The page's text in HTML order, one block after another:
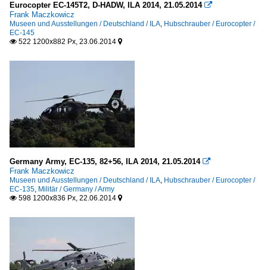
Eurocopter EC-145T2, D-HADW, ILA 2014, 21.05.2014 
Frank Maczkowicz
Museen und Ausstellungen / Deutschland / ILA, Hubschrauber / Eurocopter /
EC-145
 522 1200x882 Px, 23.06.2014 
Germany Army, EC-135, 82+56, ILA 2014, 21.05.2014 
Frank Maczkowicz
Museen und Ausstellungen / Deutschland / ILA, Hubschrauber / Eurocopter /
EC-135, Militär / Germany / Army
 598 1200x836 Px, 22.06.2014 